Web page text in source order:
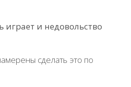
и недовольство
сделать это по